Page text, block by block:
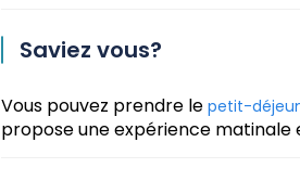
Saviez vous?
Vous pouvez prendre le petit-
propose une expérience matinale